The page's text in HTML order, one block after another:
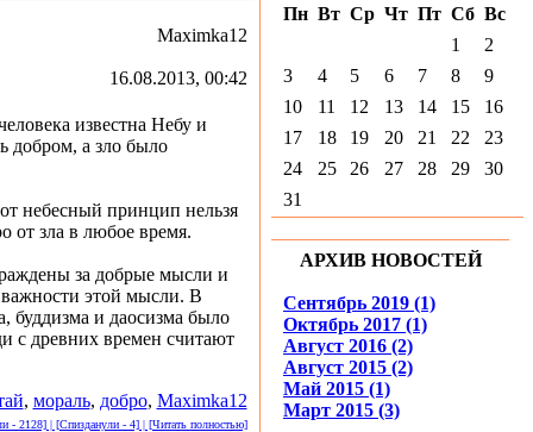
Maximka12
16.08.2013, 00:42
известна Небу и
добром, а зло было
небесный принцип нельзя
от зла в любое время.
за добрые мысли и
важности этой мысли. В
буддизма и даосизма было
с древних времен считают
, мораль, добро, Maximka12
- 2128] | [Спизданули - 4] | [Читать полностью]
Пн Вт Ср Чт Пт Сб Вс
1
2
3
4 5 6 7 8
9
10
11 12 13 14 15
16
17
18 19 20 21 22
23
24
25 26 27 28 29
30
31
АРХИВ НОВОСТЕЙ
Сентябрь 2019 (1)
Октябрь 2017 (1)
Август 2016 (2)
Август 2015 (2)
Май 2015 (1)
Март 2015 (3)